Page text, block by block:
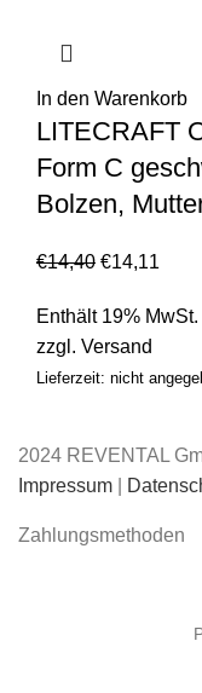
In den Warenkorb
LITECRAFT
Form C
Bolzen,
€14,40 €14,11
Enthält 19% MwSt.
zzgl. Versand
Lieferzeit: nicht
2024 REVENTAL
Impressum
Zahlungsmethoden